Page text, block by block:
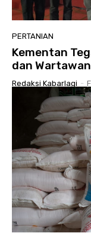
PERTANIAN
Kementan
dan Wartawan
Redaksi Kabarlagi -